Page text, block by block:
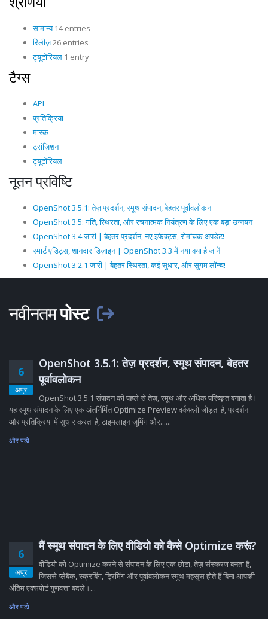
सामान्य14 entries
रिलीज़26 entries
ट्यूटोरियल 1 entry
टैग्स
API
प्रतिक्रिया
मास्क
ट्रांज़िशन
ट्यूटोरियल
नूतन प्रविष्टि
OpenShot 3.5.1: तेज़ प्रदर्शन, स्मूथ संपादन, बेहतर पूर्वावलोकन
OpenShot 3.5: गति, स्थिरता, और रचनात्मक नियंत्रण के लिए एक बड़ा उन्नयन
OpenShot 3.4 जारी | बेहतर प्रदर्शन, नए इफेक्ट्स, रोमांचक अपडेट!
स्मार्ट एडिट्स, शानदार डिज़ाइन | OpenShot 3.3 में नया क्या है जानें
OpenShot 3.2.1 जारी | बेहतर स्थिरता, कई सुधार, और सुगम लॉन्च!
नवीनतमपोस्ट
6
अप्र
OpenShot 3.5.1: तेज़ प्रदर्शन, स्मूथ संपादन, बेहतर
पूर्वावलोकन
OpenShot 3.5.1 संपादन को पहले से तेज़, स्मूथ और अधिक परिष्कृत बनाता है।
यह स्मूथ संपादन के लिए एक अंतर्निर्मित Optimize Preview वर्कफ़्लो जोड़ता है, प्रदर्शन
और प्रतिक्रिया में सुधार करता है, टाइमलाइन ज़ूमिंग और......
और पढो
6
अप्र
मैं स्मूथ संपादन के लिए वीडियो को कैसे Optimize करूं?
वीडियो को Optimize करने से संपादन के लिए एक छोटा, तेज़ संस्करण बनता है,
जिससे प्लेबैक, स्क्रबिंग, ट्रिमिंग और पूर्वावलोकन स्मूथ महसूस होते हैं बिना आपकी
अंतिम एक्सपोर्ट गुणवत्ता बदले।...
और पढो